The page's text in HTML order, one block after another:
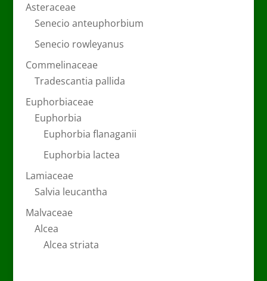
Asteraceae
Senecio anteuphorbium
Senecio rowleyanus
Commelinaceae
Tradescantia pallida
Euphorbiaceae
Euphorbia
Euphorbia flanaganii
Euphorbia lactea
Lamiaceae
Salvia leucantha
Malvaceae
Alcea
Alcea striata